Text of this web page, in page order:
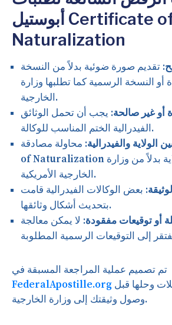
أبوستيل Certificate of
Naturalization
تقديم صورة ضوئية بدلاً من النسخة
أو النسخة الرسمية كما تطلبها وزارة
الخارجية.
أو غير صالحة: يجب أن تحمل الوثائق
الفيدرالية الختم المناسب للوكالة.
الولاية والفيدرالية: محاولة مصادقة Certificate
of Naturalization من خلال أمانة ولاية بدلاً من وزارة
الخارجية الأمريكية.
بعض الوكالات الفيدرالية قامت
بتحديث أشكال وثائقها.
أو توقيعات مفقودة: لا يمكن معالجة
تم تصميم عملية المراجعة المسبقة في
FederalApostille.org
وصول وثيقتك إلى وزارة الخارجية.